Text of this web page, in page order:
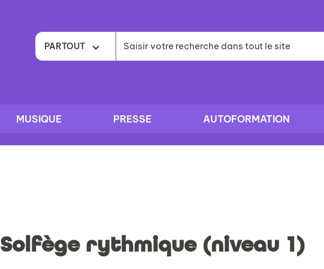
PARTOUT
MUSIQUE PRESSE AUTOFORMATION
Solfège rythmique (niveau 1)